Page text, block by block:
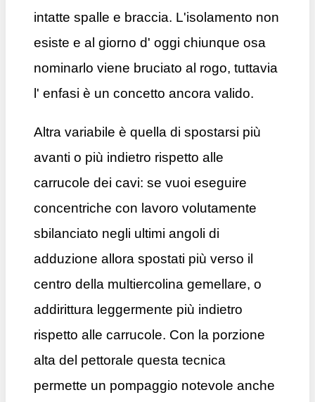
intatte spalle e braccia. L'isolamento non
esiste e al giorno d' oggi chiunque osa
nominarlo viene bruciato al rogo, tuttavia
l' enfasi è un concetto ancora valido.
Altra variabile è quella di spostarsi più
avanti o più indietro rispetto alle
carrucole dei cavi: se vuoi eseguire
concentriche con lavoro volutamente
sbilanciato negli ultimi angoli di
adduzione allora spostati più verso il
centro della multiercolina gemellare, o
addirittura leggermente più indietro
rispetto alle carrucole. Con la porzione
alta del pettorale questa tecnica
permette un pompaggio notevole anche